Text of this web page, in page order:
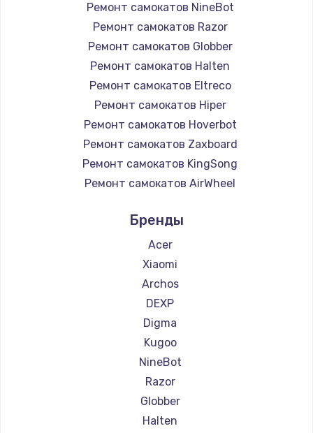
Ремонт самокатов NineBot
Ремонт самокатов Razor
Ремонт самокатов Globber
Ремонт самокатов Halten
Ремонт самокатов Eltreco
Ремонт самокатов Hiper
Ремонт самокатов Hoverbot
Ремонт самокатов Zaxboard
Ремонт самокатов KingSong
Ремонт самокатов AirWheel
Ремонт самокатов Hunter
Ремонт самокатов Shorner
Ремонт самокатов Joyor
Ремонт самокатов Minimotors
Ремонт самокатов Bork
Ремонт самокатов Segway
Ремонт самокатов KIRIN
Бренды
Acer
Xiaomi
Archos
DEXP
Digma
Kugoo
NineBot
Razor
Globber
Halten